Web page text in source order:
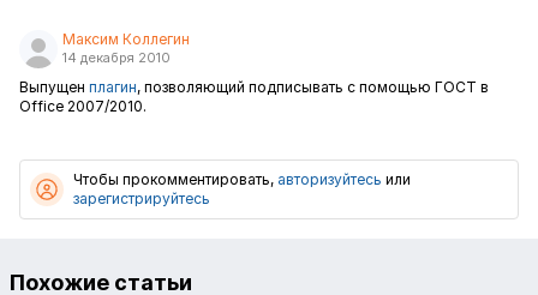
Максим Коллегин
14 декабря 2010
Выпущен плагин, позволяющий подписывать с помощью ГОСТ в
Office 2007/2010.
Чтобы прокомментировать, авторизуйтесь или
зарегистрируйтесь
Похожие статьи